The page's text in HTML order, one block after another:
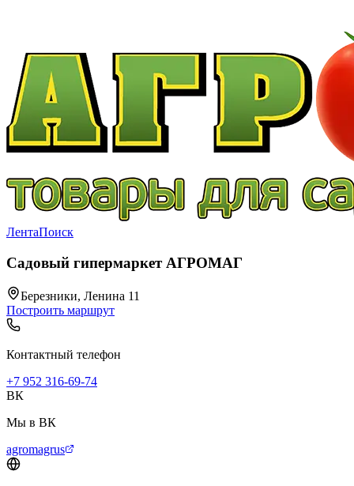
ЛентаПоиск
Садовый гипермаркет АГРОМАГ
Березники, Ленина 11
Построить маршрут
Контактный телефон
+7 952 316-69-74
ВК
Мы в ВК
agromagrus